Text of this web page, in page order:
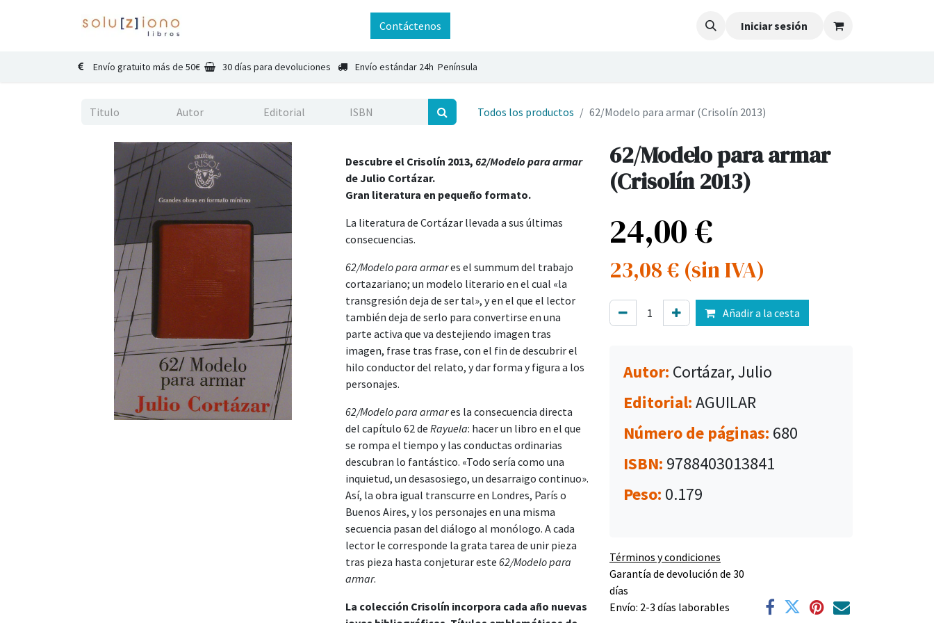
Contáctenos Iniciar sesión
Envío gratuito más de 50€ 30 días para devoluciones Envío estándar 24h Península
Todos los productos 62/Modelo para armar (Crisolín 2013)
Descubre el Crisolín 2013, 62/Modelo para armar
de Julio Cortázar.
Gran literatura en pequeño formato.
La literatura de Cortázar llevada a sus últimas
consecuencias.
62/Modelo para armares el summum del trabajo
cortazariano; un modelo literario en el cual «la
transgresión deja de ser tal», y en el que el lector
también deja de serlo para convertirse en una
parte activa que va destejiendo imagen tras
imagen, frase tras frase, con el fin de descubrir el
hilo conductor del relato, y dar forma y figura a los
personajes.
62/Modelo para armares la consecuencia directa
del capítulo 62 de Rayuela: hacer un libro en el que
se rompa el tiempo y las conductas ordinarias
descubran lo fantástico. «Todo sería como una
inquietud, un desasosiego, un desarraigo continuo».
Así, la obra igual transcurre en Londres, París o
Buenos Aires, y los personajes en una misma
secuencia pasan del diálogo al monólogo. A cada
lector le corresponde la grata tarea de unir pieza
tras pieza hasta conjeturar este 62/Modelo para
armar.
La colección Crisolín incorpora cada año nuevas
62/Modelo para armar
(Crisolín 2013)
24,00€
23,08€ (sin IVA)
Añadir a la cesta
Autor: Cortázar, Julio
Editorial:AGUILAR
Número de páginas: 680
ISBN: 9788403013841
Peso: 0.179
Términos y condiciones
Garantía de devolución de 30
días
Envío: 2-3 días laborables